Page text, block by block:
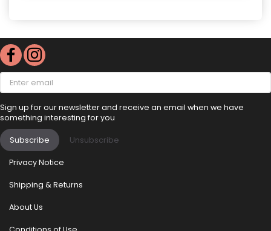
Enter
email
Sign up for our newsletter and receive an email when we have
something interesting for you
Subscribe Unsubscribe
Privacy Notice
Shipping & Returns
About Us